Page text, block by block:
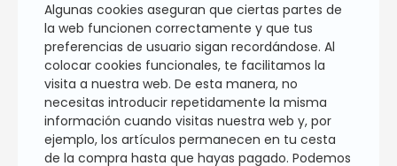
Algunas cookies aseguran que ciertas partes de
la web funcionen correctamente y que tus
preferencias de usuario sigan recordándose. Al
colocar cookies funcionales, te facilitamos la
visita a nuestra web. De esta manera, no
necesitas introducir repetidamente la misma
información cuando visitas nuestra web y, por
ejemplo, los artículos permanecen en tu cesta
de la compra hasta que hayas pagado. Podemos